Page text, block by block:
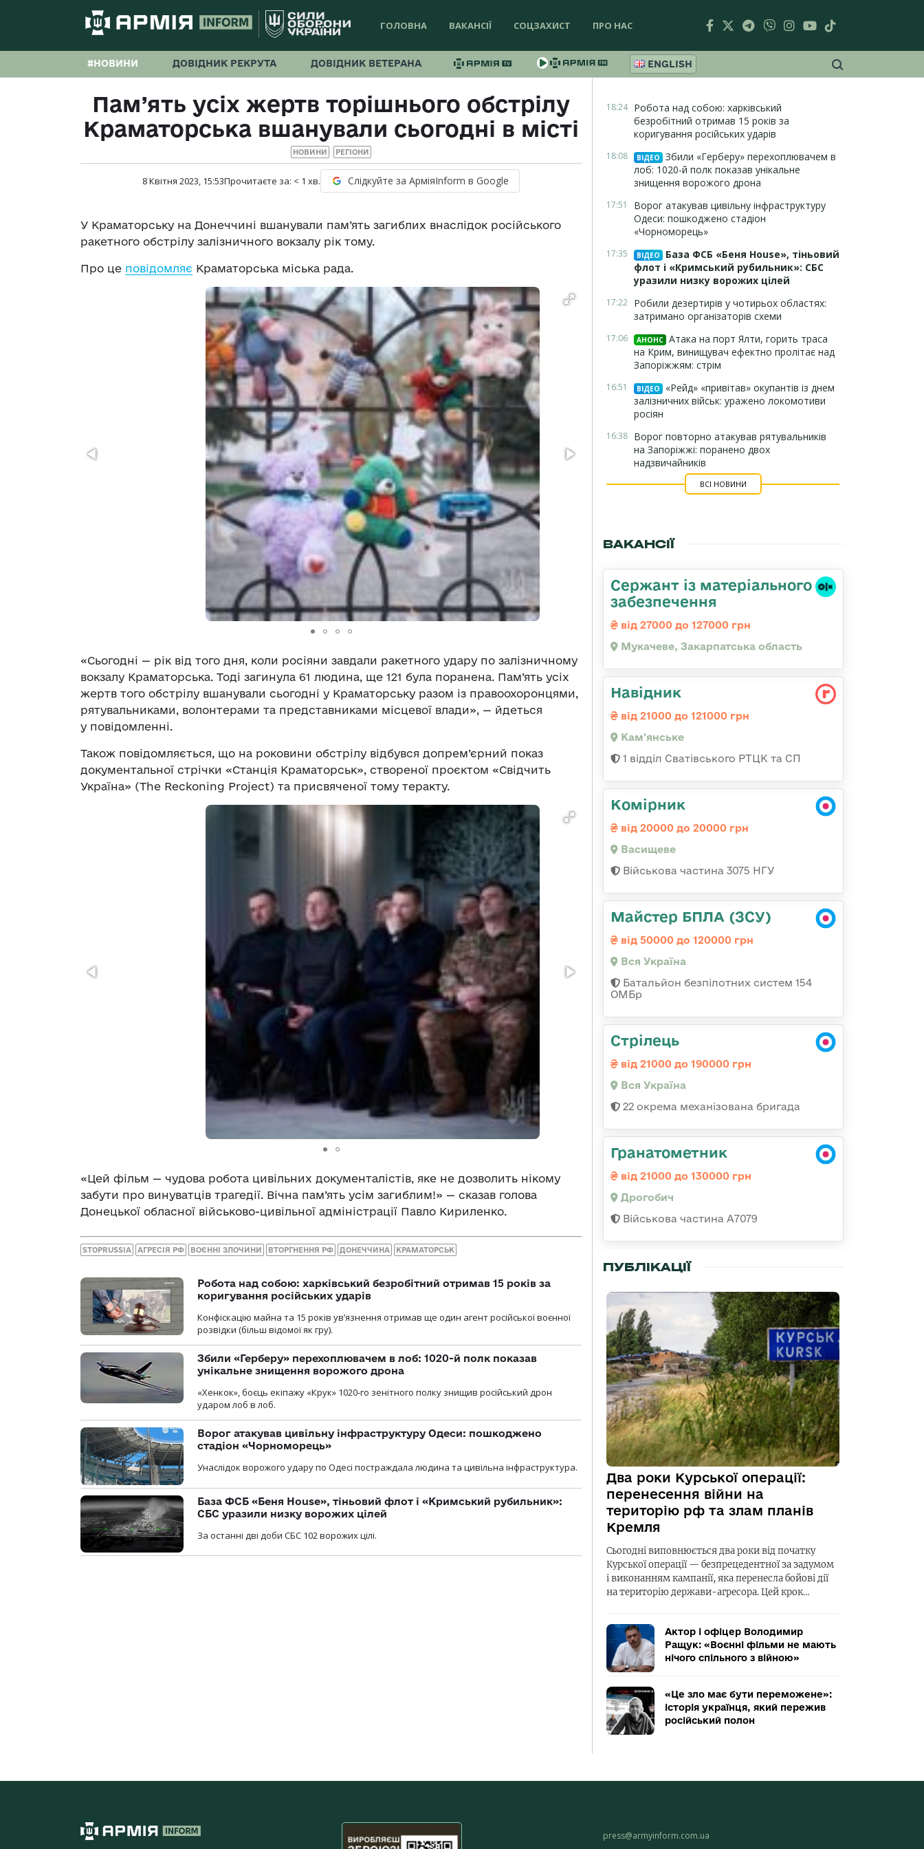
ГОЛОВНА ВАКАНСІЇ СОЦЗАХИСТ ПРО НАС
#НОВИНИ ДОВІДНИК РЕКРУТА ДОВІДНИК ВЕТЕРАНА ENGLISH
Пам’ять усіх жертв торішнього обстрілу
Краматорська вшанували сьогодні в місті
НОВИНИ РЕГІОНИ
8 Квітня 2023, 15:53Прочитаєте за: < 1 хв. Слідкуйте за АрміяInform в Google
У Краматорську на Донеччині вшанували пам’ять загиблих внаслідок російського
ракетного обстрілу залізничного вокзалу рік тому.
Про це повідомляє Краматорська міська рада.
«Сьогодні — рік від того дня, коли росіяни завдали ракетного удару по залізничному
вокзалу Краматорська. Тоді загинула 61 людина, ще 121 була поранена. Пам’ять усіх
жертв того обстрілу вшанували сьогодні у Краматорську разом із правоохоронцями,
рятувальниками, волонтерами та представниками місцевої влади», — йдеться
у повідомленні.
Також повідомляється, що на роковини обстрілу відбувся допрем’єрний показ
документальної стрічки «Станція Краматорськ», створеної проєктом «Свідчить
Україна» (The Reckoning Project) та присвяченої тому теракту.
«Цей фільм — чудова робота цивільних документалістів, яке не дозволить нікому
забути про винуватців трагедії. Вічна пам’ять усім загиблим!» — сказав голова
Донецької обласної військово-цивільної адміністрації Павло Кириленко.
STOPRUSSIA АГРЕСІЯ РФ ВОЄННІ ЗЛОЧИНИ ВТОРГНЕННЯ РФ ДОНЕЧЧИНА КРАМАТОРСЬК
Робота над собою: харківський безробітний отримав 15 років за
коригування російських ударів
Конфіскацію майна та 15 років увʼязнення отримав ще один агент російської воєнної
розвідки (більш відомої як гру).
Збили «Герберу» перехоплювачем в лоб: 1020-й полк показав
унікальне знищення ворожого дрона
«Хенкок», боєць екіпажу «Крук» 1020-го зенітного полку знищив російський дрон
ударом лоб в лоб.
Ворог атакував цивільну інфраструктуру Одеси: пошкоджено
стадіон «Чорноморець»
Унаслідок ворожого удару по Одесі постраждала людина та цивільна інфраструктура.
База ФСБ «Беня House», тіньовий флот і «Кримський рубильник»:
СБС уразили низку ворожих цілей
За останні дві доби СБС 102 ворожих цілі.
18:24 Робота над собою: харківський
безробітний отримав 15 років за
коригування російських ударів
18:08 ВІДЕО
Збили «Герберу» перехоплювачем в
лоб: 1020-й полк показав унікальне
знищення ворожого дрона
17:51
Ворог атакував цивільну інфраструктуру
Одеси: пошкоджено стадіон
«Чорноморець»
17:35 ВІДЕО
База ФСБ «Беня House», тіньовий
флот і «Кримський рубильник»: СБС
уразили низку ворожих цілей
17:22 Робили дезертирів у чотирьох областях:
затримано організаторів схеми
17:06 АНОНС Атака на порт Ялти, горить траса
на Крим, винищувач ефектно пролітає над
Запоріжжям: стрім
16:51 ВІДЕО
«Рейд» «привітав» окупантів із днем
залізничних військ: уражено локомотиви
росіян
16:38 Ворог повторно атакував рятувальників
на Запоріжжі: поранено двох
надзвичайників
ВСІ НОВИНИ
ВАКАНСІЇ
Сержант із матеріального
забезпечення
від 27000 до 127000 грн
Мукачеве, Закарпатська область
Навідник
від 21000 до 121000 грн
Кам'янське
1 відділ Сватівського РТЦК та СП
Комірник
від 20000 до 20000 грн
Васищеве
Військова частина 3075 НГУ
Майстер БПЛА (ЗСУ)
від 50000 до 120000 грн
Вся Україна
Батальйон безпілотних систем 154
ОМБр
Стрілець
від 21000 до 190000 грн
Вся Україна
22 окрема механізована бригада
Гранатометник
від 21000 до 130000 грн
Дрогобич
Військова частина А7079
ПУБЛІКАЦІЇ
Два роки Курської операції:
перенесення війни на
територію рф та злам планів
Кремля
Сьогодні виповнюється два роки від початку
Курської операції — безпрецедентної за задумом
і виконанням кампанії, яка перенесла бойові дії
на територію держави-агресора. Цей крок…
Актор і офіцер Володимир
Ращук: «Воєнні фільми не мають
нічого спільного з війною»
«Це зло має бути переможене»:
історія українця, який пережив
російський полон
press@armyinform.com.ua